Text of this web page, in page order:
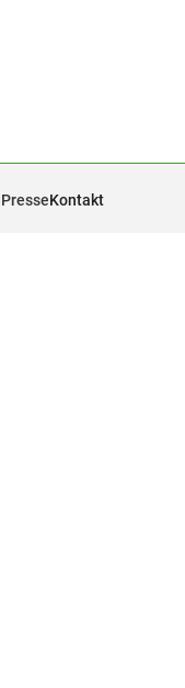
PresseKontakt